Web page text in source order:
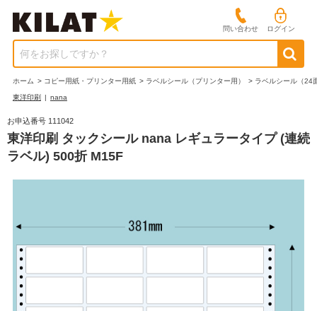
問い合わせ ログイン
何をお探しですか？
ホーム > コピー用紙・プリンター用紙 > ラベルシール（プリンター用） > ラベルシール（24
東洋印刷 | nana
お申込番号 111042
東洋印刷 タックシール nana レギュラータイプ (連続
ラベル) 500折 M15F